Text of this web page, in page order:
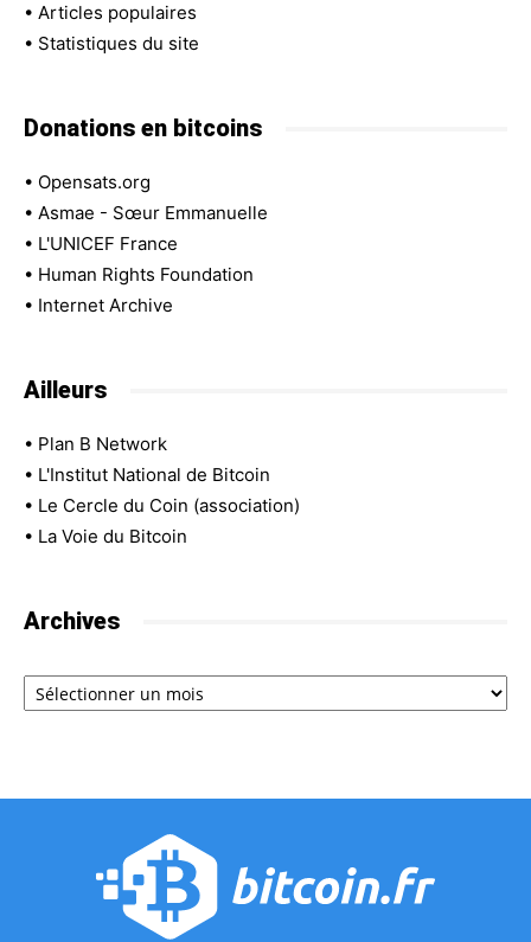
• Articles populaires
• Statistiques du site
Donations en bitcoins
• Opensats.org
• Asmae - Sœur Emmanuelle
• L'UNICEF France
• Human Rights Foundation
• Internet Archive
Ailleurs
• Plan B Network
• L'Institut National de Bitcoin
• Le Cercle du Coin (association)
• La Voie du Bitcoin
Archives
Archives